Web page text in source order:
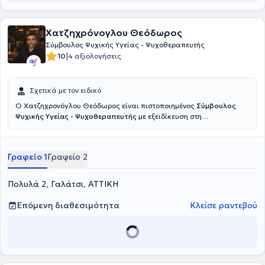
Χατζηχρόνογλου Θεόδωρος
Σύμβουλος Ψυχικής Υγείας - Ψυχοθεραπευτής
10|4 αξιολογήσεις
Σχετικά με τον ειδικό
Ο Χατζηχρονόγλου Θεόδωρος είναι πιστοποιημένος Σύμβουλος
Ψυχικής Υγείας - Ψυχοθεραπευτής με εξειδίκευση στη
Γαλάτσι. Έχει ολοκληρώσει την εκπαίδευσή του στο Εθνικό και
θεωρητικά και πρακτικά σε σύγχρονες προσεγγίσεις ψυχολογικής
υποστήριξης, με έμφαση στη δημιουργία ασφαλούς θεραπευτικού
πλαισίου, την ενεργητική ακρόαση και τη στοχευμένη παρέμβαση. Η
επαγγελματική του πορεία χαρακτηρίζεται από έμφαση στη
σταθερότητα του θεραπευτικού πλαισίου ενώ ιδιαίτερη έμφαση
δίνει στη διαμόρφωση σχέσης εμπιστοσύνης και σεβασμού, στην
εξατομικευμένη προσέγγιση του ατόμου και στη σταδιακή
ενδυνάμωση και αυτογνωσία. Η εμπειρία του τόσο σε οργανωμένες
Γραφείο 1Γραφείο 2
Πολυλά 2, Γαλάτσι, ΑΤΤΙΚΗ
Επόμενη διαθεσιμότητα
Κλείσε ραντεβού